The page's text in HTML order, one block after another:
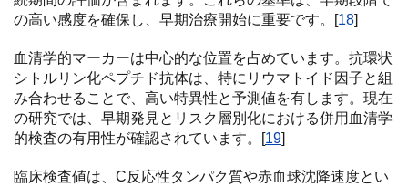
の高い感度を確保し、早期治療開始に重要です。[18]
血清学的マーカーは中心的な位置を占めています。抗環状
シトルリン化ペプチド抗体は、特にリウマトイド因子と組
み合わせることで、高い特異性と予測値を有します。現在
の研究では、早期発見とリスク層別化における併用血清学
的検査の有用性が確認されています。[19]
臨床検査値は、C反応性タンパク質や赤血球沈降速度とい